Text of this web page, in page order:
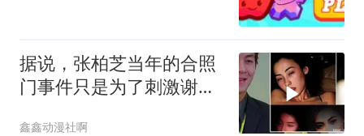
据说，张柏芝当年的合照
门事件只是为了刺激谢霆
鑫鑫动漫社啊